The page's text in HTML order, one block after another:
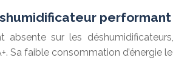
absente sur les
Sa faible consommation